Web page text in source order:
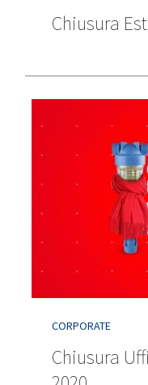
Chiusura
CORPORATE
Chiusura